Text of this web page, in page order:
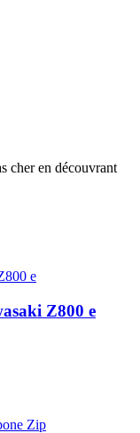
cher en découvrant
Z800 e